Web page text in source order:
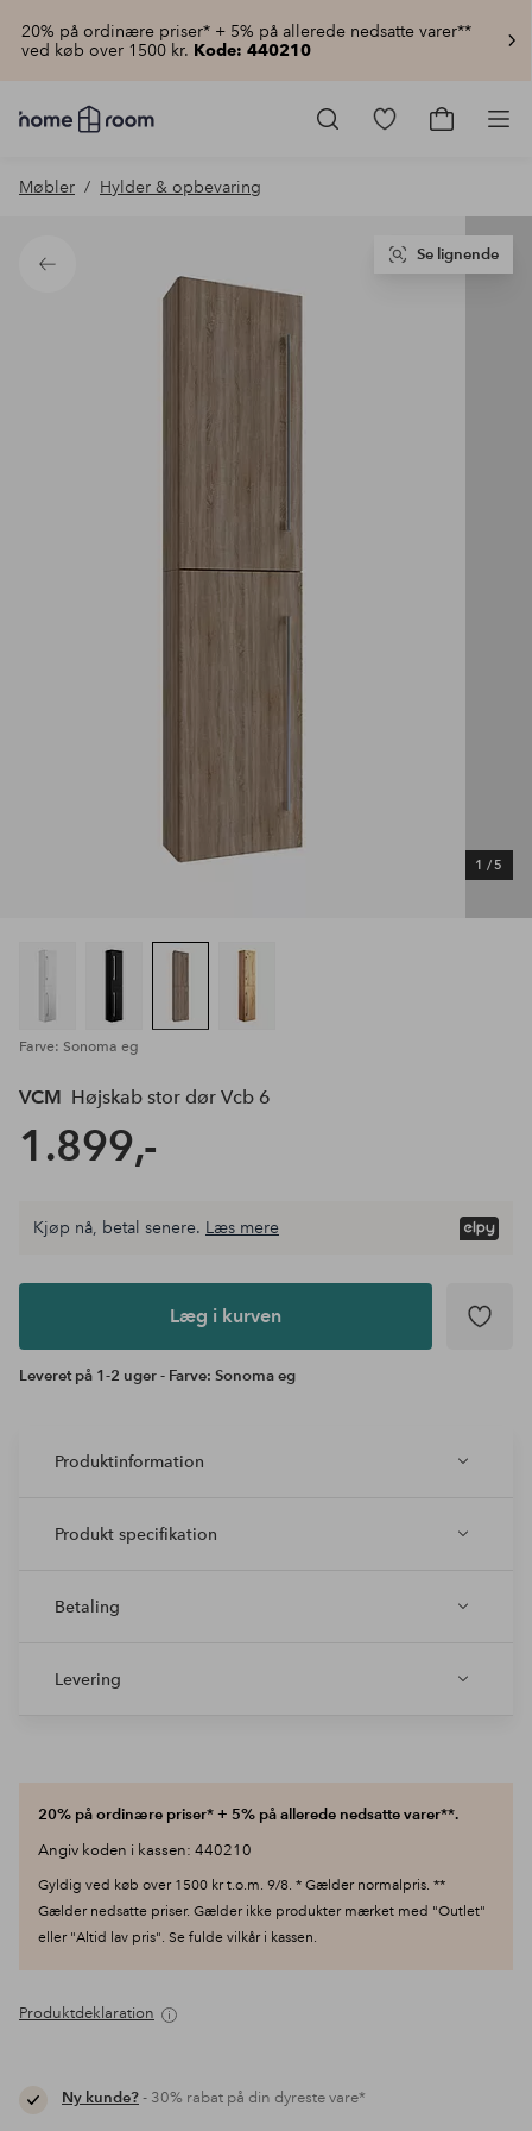
20% på ordinære priser* + 5% på allerede nedsatte varer**
ved køb over 1500 kr. Kode: 440210
Homeroom
–
hjemmet
pris
Gå
Gå
Møbler Hylder & opbevaring
Tilbage
1 /5
Se lignende
Farve: Sonoma eg
VCM Højskab stor dør Vcb 6
1.899,-
Læg i
Kjøp nå, betal senere. Læs mere
Læg i kurven
Leveret på 1-2 uger - Farve: Sonoma eg
Produktinformation
Produkt specifikation
Betaling
Levering
20% på ordinære priser* + 5% på allerede nedsatte varer**.
Angiv koden i kassen: 440210
Gyldig ved køb over 1500 kr t.o.m. 9/8. * Gælder normalpris. **
Gælder nedsatte priser. Gælder ikke produkter mærket med "Outlet"
eller "Altid lav pris". Se fulde vilkår i kassen.
Produktdeklaration
Ny kunde?- 30% rabat på din dyreste vare*